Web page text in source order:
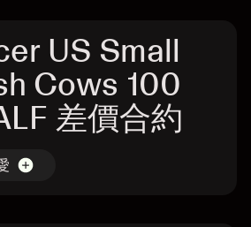
US Small
Cows 100
差價合約